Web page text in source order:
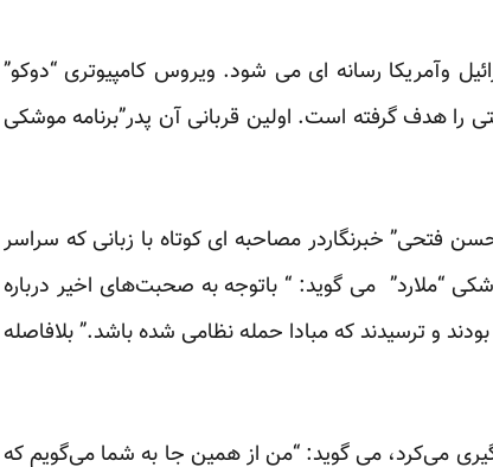
وآمریکا رسانه ای می شود. ویروس کامپیوتری “دوکو”
هدف گرفته است. اولین قربانی آن پدر”برنامه موشکی
فتحی” خبرنگاردر مصاحبه ای کوتاه با زبانی که سراسر
“ملارد” می گوید: “ باتوجه به صحبت‌های اخیر درباره
و ترسیدند که مبادا حمله نظامی شده باشد.” بلافاصله
می‌کرد، می گوید: “من از همین جا به شما می‌گویم که